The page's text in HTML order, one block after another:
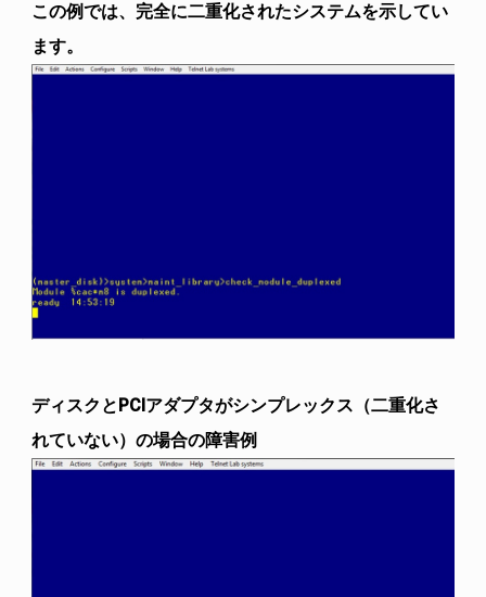
この例では、完全に二重化されたシステムを示してい
ます。
ディスクとPCIアダプタがシンプレックス（二重化さ
れていない）の場合の障害例